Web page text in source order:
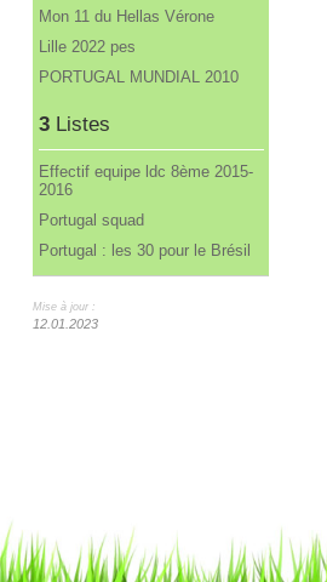
Mon 11 du Hellas Vérone
Lille 2022 pes
PORTUGAL MUNDIAL 2010
3Listes
Effectif equipe ldc 8ème 2015-
2016
Portugal squad
Portugal : les 30 pour le Brésil
Mise à jour :
12.01.2023